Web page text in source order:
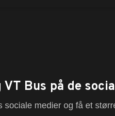
VT Bus på de
sociale medier og få et